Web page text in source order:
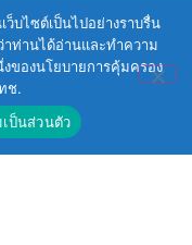
ว็บไซต์เป็นไปอย่างราบรื่น
าท่านได้อ่านและทำความ
ของนโยบายการคุ้มครอง
ช.
ป็นส่วนตัว